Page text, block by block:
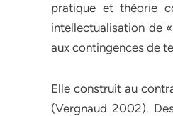
pratique et théorie
intellectualisation de
aux contingences de
Elle construit au
(Vergnaud 2002).